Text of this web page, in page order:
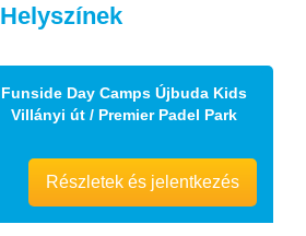
Helyszínek
Funside Day Camps Újbuda Kids
Villányi út / Premier Padel Park
Részletek és jelentkezés